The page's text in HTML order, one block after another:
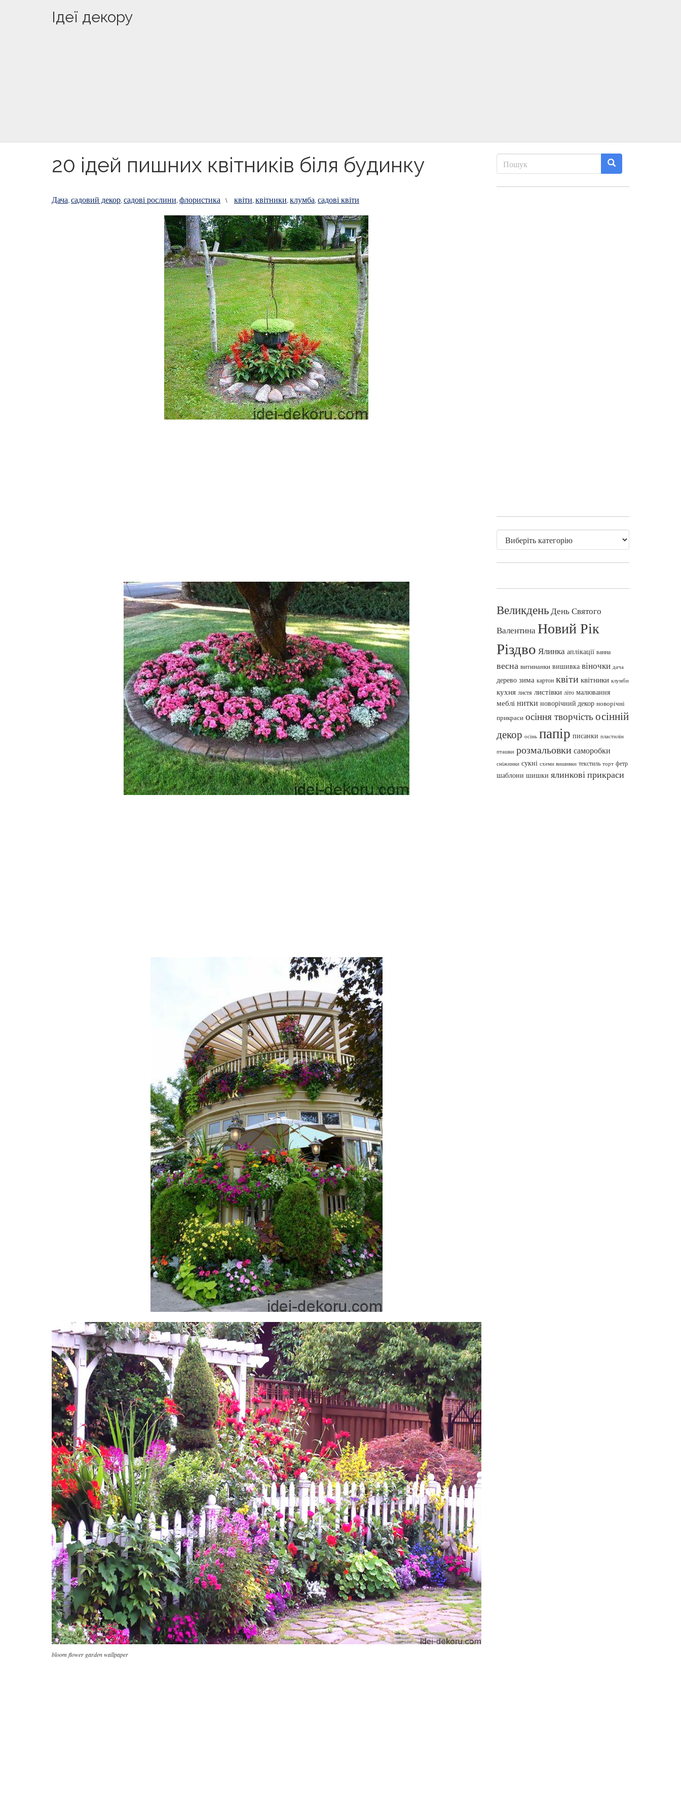
Ідеї декору
20 ідей пишних квітників біля будинку
Дача,садовий декор,садові рослини,флористика \ квіти,квітники,клумба,садові квіти
bloom flower garden wallpaper
ВеликденьДень Святого
ВалентинаНовий Рік
Різдво Ялинка аплікації ванна
весна витинанки вишивка віночки дача
дерево зима картон квіти квітники клумби
кухня листя листівки літо малювання
меблі нитки новорічний декор новорічні
прикраси осіння творчість осінній
декор осінь папір писанки пластилін
пташки розмальовки саморобки
сніжинки сукні схеми вишивки текстиль торт фетр
шаблони шишки ялинкові прикраси